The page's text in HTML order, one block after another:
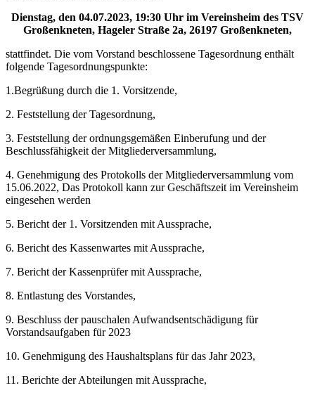
Dienstag, den 04.07.2023, 19:30 Uhr im Vereinsheim des TSV
Großenkneten, Hageler Straße 2a, 26197 Großenkneten,
stattfindet. Die vom Vorstand beschlossene Tagesordnung enthält
folgende Tagesordnungspunkte:
1.Begrüßung durch die 1. Vorsitzende,
2. Feststellung der Tagesordnung,
3. Feststellung der ordnungsgemäßen Einberufung und der
Beschlussfähigkeit der Mitgliederversammlung,
4. Genehmigung des Protokolls der Mitgliederversammlung vom
15.06.2022, Das Protokoll kann zur Geschäftszeit im Vereinsheim
eingesehen werden
5. Bericht der 1. Vorsitzenden mit Aussprache,
6. Bericht des Kassenwartes mit Aussprache,
7. Bericht der Kassenprüfer mit Aussprache,
8. Entlastung des Vorstandes,
9. Beschluss der pauschalen Aufwandsentschädigung für
Vorstandsaufgaben für 2023
10. Genehmigung des Haushaltsplans für das Jahr 2023,
11. Berichte der Abteilungen mit Aussprache,